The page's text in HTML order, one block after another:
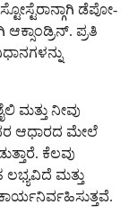
ಡೆಪೋ-
ಪ್ರತಿ
ಮತ್ತು ನೀವು
ಆಧಾರದ ಮೇಲೆ
ಕೆಲವು
ಮತ್ತು